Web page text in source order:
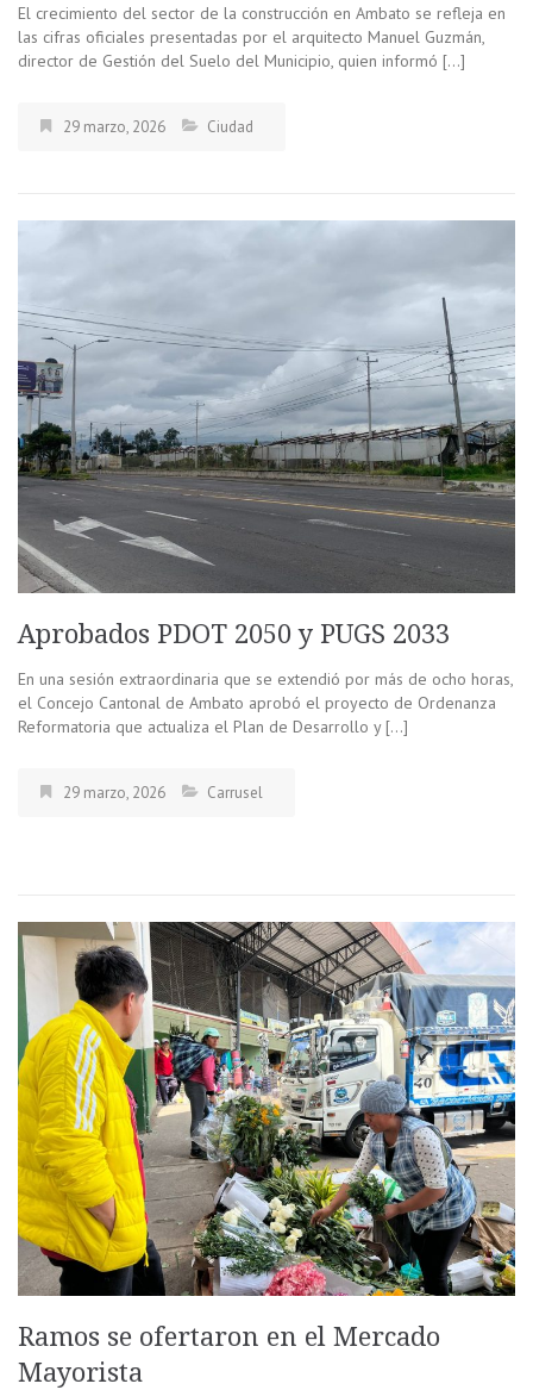
El crecimiento del sector de la construcción en Ambato se refleja en
las cifras oficiales presentadas por el arquitecto Manuel Guzmán,
director de Gestión del Suelo del Municipio, quien informó […]
29 marzo, 2026 Ciudad
Aprobados PDOT 2050 y PUGS 2033
En una sesión extraordinaria que se extendió por más de ocho horas,
el Concejo Cantonal de Ambato aprobó el proyecto de Ordenanza
Reformatoria que actualiza el Plan de Desarrollo y […]
29 marzo, 2026 Carrusel
Ramos se ofertaron en el Mercado
Mayorista